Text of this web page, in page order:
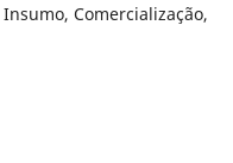
Comercialização,